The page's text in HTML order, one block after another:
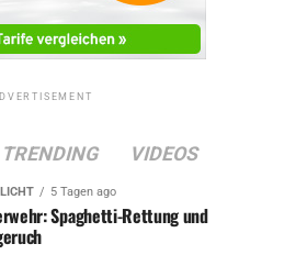
TRENDING VIDEOS
5 Tagen ago
Spaghetti-Rettung und